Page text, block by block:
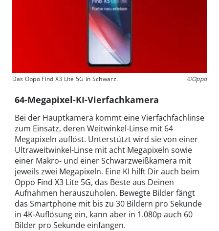
Das Oppo Find X3 Lite 5G in Schwarz. ©Oppo
64-Megapixel-KI-Vierfachkamera
Bei der Hauptkamera kommt eine Vierfachfachlinse
zum Einsatz, deren Weitwinkel-Linse mit 64
Megapixeln auflöst. Unterstützt wird sie von einer
Ultraweitwinkel-Linse mit acht Megapixeln sowie
einer Makro- und einer Schwarzweißkamera mit
jeweils zwei Megapixeln. Eine KI hilft Dir auch beim
Oppo Find X3 Lite 5G, das Beste aus Deinen
Aufnahmen herauszuholen. Bewegte Bilder fängt
das Smartphone mit bis zu 30 Bildern pro Sekunde
in 4K-Auflösung ein, kann aber in 1.080p auch 60
Bilder pro Sekunde einfangen.